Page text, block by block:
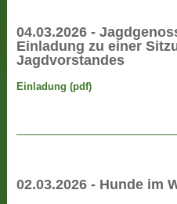
04.03.2026 -
Einladung zu einer
Jagdvorstandes
Einladung (pdf)
02.03.2026 - Hunde im